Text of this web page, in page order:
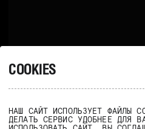
COOKIES
НАШ САЙТ ИСПОЛЬЗУЕТ ФАЙЛЫ
ДЕЛАТЬ СЕРВИС УДОБНЕЕ ДЛЯ